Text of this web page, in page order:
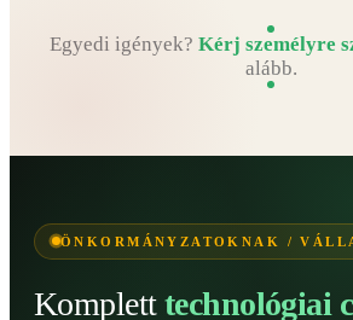
Egyedi igények? Kérj személyre
alább.
ÖNKORMÁNYZATOKNAK /
Kompletttechnológiai